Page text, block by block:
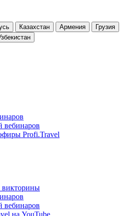
Казахстан Армения
Грузия
вебинаров
Profi.Travel
викторины
вебинаров
на YouTube